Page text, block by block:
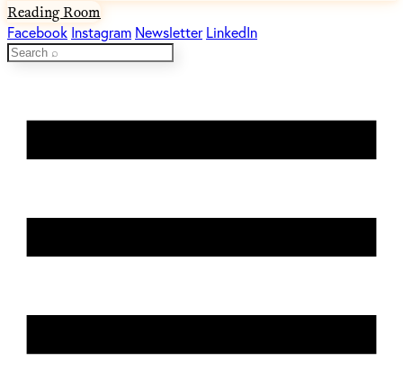
Reading Room
Facebook Instagram Newsletter LinkedIn